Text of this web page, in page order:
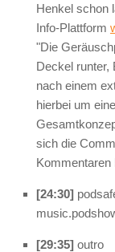
Henkel schon
Info-Plattform
"Die
Deckel runter,
nach einem
hierbei um
sich die
Kommentaren
[24:30]
[29:35] outro